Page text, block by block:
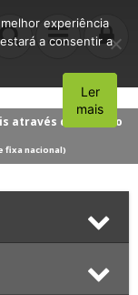
através do número
fixa nacional)
experiência
a consentir a
Aceito
Ler
mais